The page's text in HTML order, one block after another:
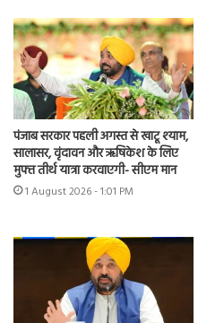
पंजाब सरकार पहली अगस्त से खाटू श्याम,
सालासर, वृंदावन और ऋषिकेश के लिए
मुफ्त तीर्थ यात्रा करवाएगी- सीएम मान
1 August 2026 - 1:01 PM